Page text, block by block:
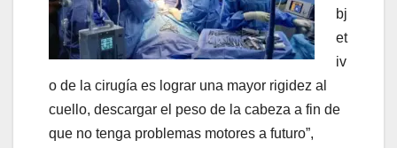
bj
et
iv
o de la cirugía es lograr una mayor rigidez al
cuello, descargar el peso de la cabeza a fin de
que no tenga problemas motores a futuro”,